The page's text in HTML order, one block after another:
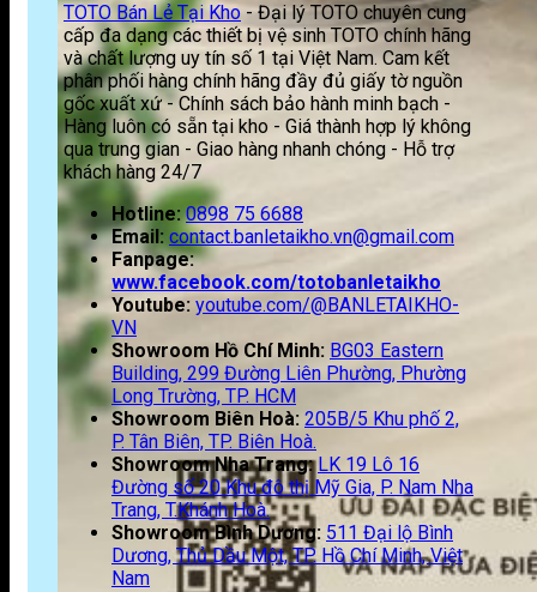
TOTO Bán Lẻ Tại Kho - Đại lý TOTO chuyên cung
cấp đa dạng các thiết bị vệ sinh TOTO chính hãng
và chất lượng uy tín số 1 tại Việt Nam. Cam kết
phân phối hàng chính hãng đầy đủ giấy tờ nguồn
gốc xuất xứ - Chính sách bảo hành minh bạch -
Hàng luôn có sẵn tại kho - Giá thành hợp lý không
qua trung gian - Giao hàng nhanh chóng - Hỗ trợ
khách hàng 24/7
Hotline:0898 75 6688
Email: contact.banletaikho.vn@gmail.com
Fanpage:
www.facebook.com/totobanletaikho
Youtube: youtube.com/@BANLETAIKHO-
VN
Showroom Hồ Chí Minh: BG03 Eastern
Building, 299 Đường Liên Phường, Phường
Long Trường, TP. HCM
Showroom Biên Hoà: 205B/5 Khu phố 2,
P. Tân Biên, TP. Biên Hoà.
Showroom Nha Trang: LK 19 Lô 16
Đường số 20 Khu đô thị Mỹ Gia, P. Nam Nha
Trang, T.Khánh Hoà.
Showroom Bình Dương: 511 Đại lộ Bình
Dương, Thủ Dầu Một, TP. Hồ Chí Minh, Việt
Nam